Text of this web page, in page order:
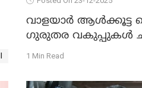
വാളയാർ ആൾക്കൂട്ട
ഗുരുതര വകുപ്പുകൾ
1 Min Read